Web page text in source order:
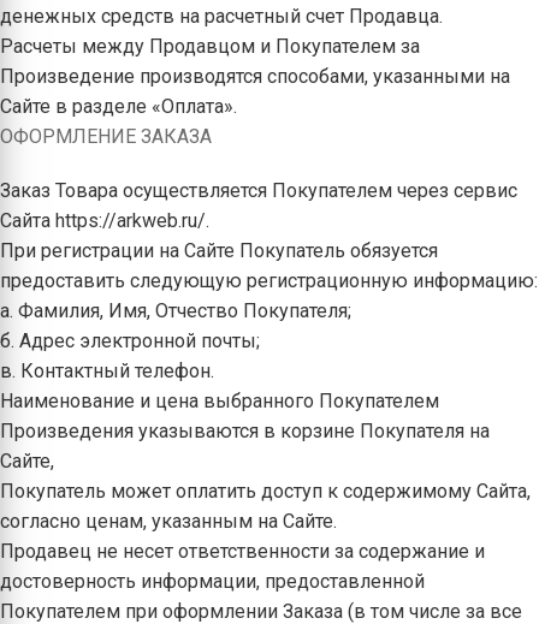
денежных средств на расчетный счет Продавца.
Расчеты между Продавцом и Покупателем за
Произведение производятся способами, указанными на
Сайте в разделе «Оплата».
ОФОРМЛЕНИЕ ЗАКАЗА
Заказ Товара осуществляется Покупателем через сервис
Сайта https://arkweb.ru/.
При регистрации на Сайте Покупатель обязуется
предоставить следующую регистрационную информацию:
а. Фамилия, Имя, Отчество Покупателя;
б. Адрес электронной почты;
в. Контактный телефон.
Наименование и цена выбранного Покупателем
Произведения указываются в корзине Покупателя на
Сайте,
Покупатель может оплатить доступ к содержимому Сайта,
согласно ценам, указанным на Сайте.
Продавец не несет ответственности за содержание и
достоверность информации, предоставленной
Покупателем при оформлении Заказа (в том числе за все